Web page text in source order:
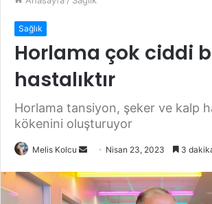
Sağlık
Horlama çok ciddi
hastalıktır
Horlama tansiyon, şeker ve kalp
kökenini oluşturuyor
Melis Kolcu
Bir
posta
göndermek
Nisan 23, 2023 3